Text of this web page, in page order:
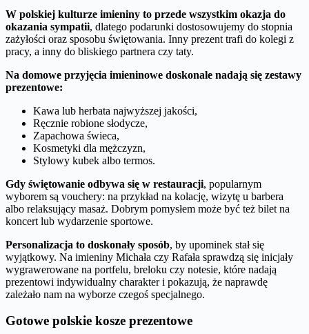
W polskiej kulturze imieniny to przede wszystkim okazja do
okazania sympatii, dlatego podarunki dostosowujemy do stopnia
zażyłości oraz sposobu świętowania. Inny prezent trafi do kolegi z
pracy, a inny do bliskiego partnera czy taty.
Na domowe przyjęcia imieninowe doskonale nadają się zestawy
prezentowe:
Kawa lub herbata najwyższej jakości,
Ręcznie robione słodycze,
Zapachowa świeca,
Kosmetyki dla mężczyzn,
Stylowy kubek albo termos.
Gdy świętowanie odbywa się w restauracji, popularnym
wyborem są vouchery: na przykład na kolację, wizytę u barbera
albo relaksujący masaż. Dobrym pomysłem może być też bilet na
koncert lub wydarzenie sportowe.
Personalizacja to doskonały sposób, by upominek stał się
wyjątkowy. Na imieniny Michała czy Rafała sprawdzą się inicjały
wygrawerowane na portfelu, breloku czy notesie, które nadają
prezentowi indywidualny charakter i pokazują, że naprawdę
zależało nam na wyborze czegoś specjalnego.
Gotowe polskie kosze prezentowe